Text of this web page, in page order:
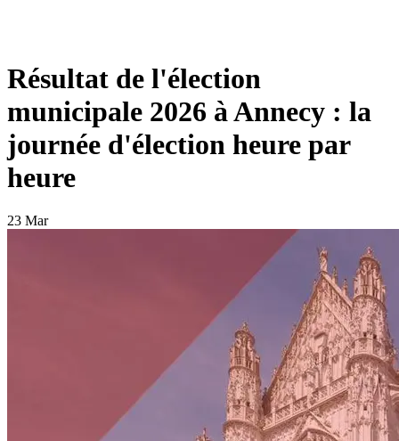
Résultat de l'élection
municipale 2026 à Annecy : la
journée d'élection heure par
heure
23 Mar